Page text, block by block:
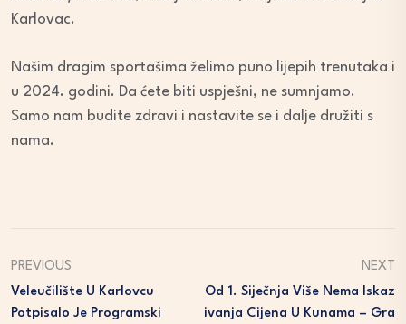
Karlovac.
Našim dragim sportašima želimo puno lijepih trenutaka i
u 2024. godini. Da ćete biti uspješni, ne sumnjamo.
Samo nam budite zdravi i nastavite se i dalje družiti s
nama.
PREVIOUS
Veleučilište U Karlovcu
Potpisalo Je Programski
NEXT
Od 1. Siječnja Više Nema Iskaz
Ivanja Cijena U Kunama – Gra